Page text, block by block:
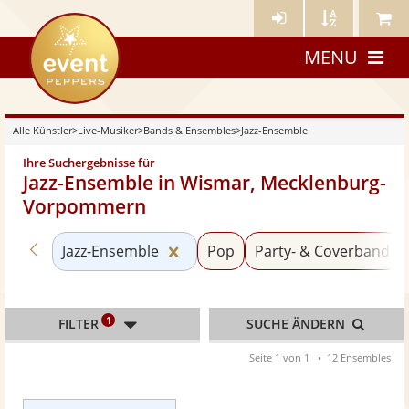
Künstler- Künstler Meine
eventpeppers
MENU
Alle Künstler>Live-Musiker>Bands & Ensembles>Jazz-Ensemble
Ihre Suchergebnisse für
Jazz-Ensemble in Wismar, Mecklenburg-
Vorpommern
Zurück zu «Bands & Ensembles»
Jazz-Ensemble Kategorie «Jazz-Ensemble»
Pop Party- & Coverband
FILTER 1 SUCHE ÄNDERN
Seite 1 von 1 12 Ensembles